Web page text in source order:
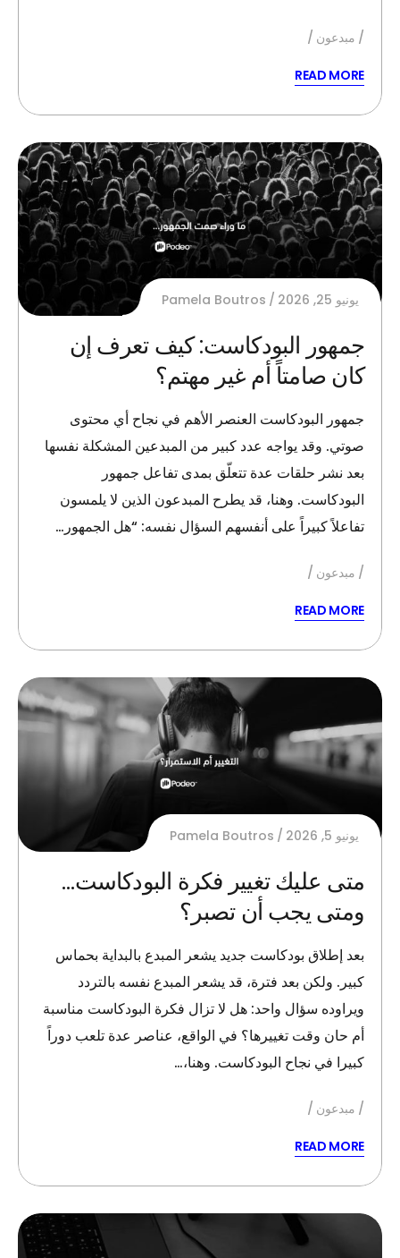
مبدعون
READ MORE
يونيو 25, 2026 Pamela Boutros
جمهور البودكاست: كيف تعرف إن
كان صامتاً أم غير مهتم؟
جمهور البودكاست العنصر الأهم في نجاح أي محتوى
صوتي. وقد يواجه عدد كبير من المبدعين المشكلة نفسها
بعد نشر حلقات عدة تتعلّق بمدى تفاعل جمهور
البودكاست. وهنا، قد يطرح المبدعون الذين لا يلمسون
تفاعلاً كبيراً على أنفسهم السؤال نفسه: “هل الجمهور…
مبدعون
READ MORE
يونيو 5, 2026 Pamela Boutros
متى عليك تغيير فكرة البودكاست…
ومتى يجب أن تصبر؟
بعد إطلاق بودكاست جديد يشعر المبدع بالبداية بحماس
كبير. ولكن بعد فترة، قد يشعر المبدع نفسه بالتردد
ويراوده سؤال واحد: هل لا تزال فكرة البودكاست مناسبة
أم حان وقت تغييرها؟ في الواقع، عناصر عدة تلعب دوراً
كبيرا في نجاح البودكاست. وهنا،…
مبدعون
READ MORE